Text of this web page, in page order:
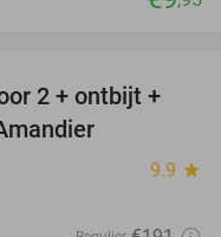
32%
2 + ontbijt +
9.9 star